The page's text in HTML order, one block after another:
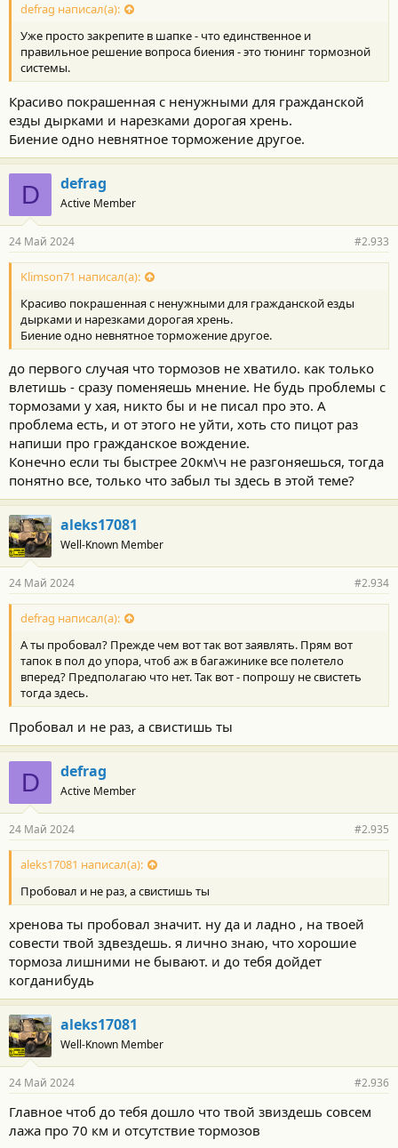
defrag написал(а):
Уже просто закрепите в шапке - что единственное и
правильное решение вопроса биения - это тюнинг тормозной
системы.
Красиво покрашенная с ненужными для гражданской
езды дырками и нарезками дорогая хрень.
Биение одно невнятное торможение другое.
D defrag
Active Member
24 Май 2024 #2.933
Klimson71 написал(а):
Красиво покрашенная с ненужными для гражданской езды
дырками и нарезками дорогая хрень.
Биение одно невнятное торможение другое.
до первого случая что тормозов не хватило. как только
влетишь - сразу поменяешь мнение. Не будь проблемы с
тормозами у хая, никто бы и не писал про это. А
проблема есть, и от этого не уйти, хоть сто пицот раз
напиши про гражданское вождение.
Конечно если ты быстрее 20км\ч не разгоняешься, тогда
понятно все, только что забыл ты здесь в этой теме?
aleks17081
Well-Known Member
24 Май 2024 #2.934
defrag написал(а):
А ты пробовал? Прежде чем вот так вот заявлять. Прям вот
тапок в пол до упора, чтоб аж в багажинике все полетело
вперед? Предполагаю что нет. Так вот - попрошу не свистеть
тогда здесь.
Пробовал и не раз, а свистишь ты
D defrag
Active Member
24 Май 2024 #2.935
aleks17081 написал(а):
Пробовал и не раз, а свистишь ты
хренова ты пробовал значит. ну да и ладно , на твоей
совести твой здвездешь. я лично знаю, что хорошие
тормоза лишними не бывают. и до тебя дойдет
когданибудь
aleks17081
Well-Known Member
24 Май 2024 #2.936
Главное чтоб до тебя дошло что твой звиздешь совсем
лажа про 70 км и отсутствие тормозов